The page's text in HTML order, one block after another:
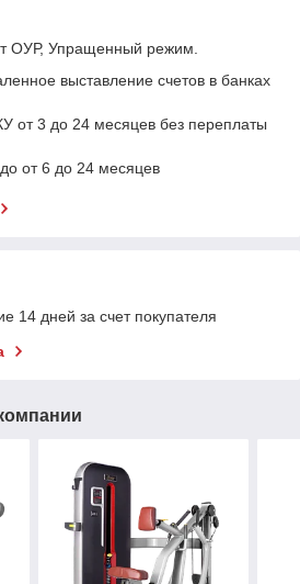
ОУР, Упращенный режим.
выставление счетов в банках
от 3 до 24 месяцев без переплаты
от 6 до 24 месяцев
14 дней за счет покупателя